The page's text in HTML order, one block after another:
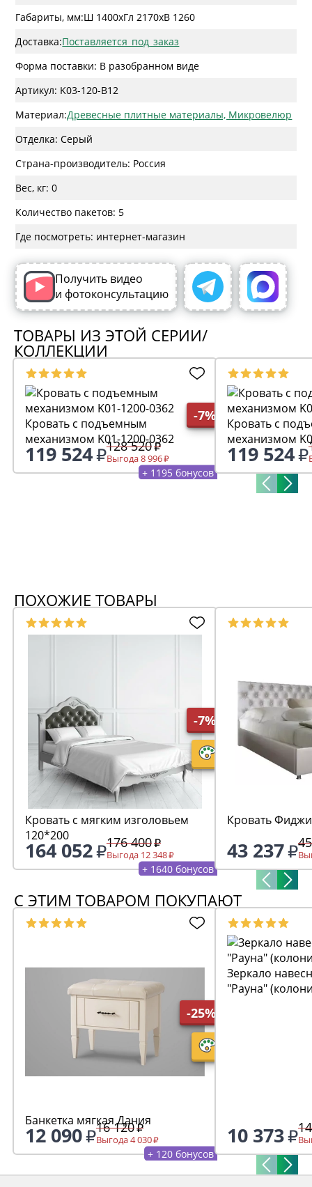
Габариты, мм:Ш 1400xГл 2170xВ 1260
Доставка:Поставляется_под_заказ
Форма поставки: В разобранном виде
Артикул: K03-120-B12
Материал:Древесные плитные материалы, Микровелюр
Отделка: Серый
Страна-производитель: Россия
Вес, кг: 0
Количество пакетов: 5
Где посмотреть: интернет-магазин
Получить видео
и фотоконсультацию
ТОВАРЫ ИЗ ЭТОЙ СЕРИИ/
КОЛЛЕКЦИИ
-7%
Кровать с подъемным
механизмом K01-1200-0362
119 524 128 520
Выгода 8 996
+ 1195 бонусов
Кровать с
механизмом
119 524
ПОХОЖИЕ ТОВАРЫ
-7%
Кровать с мягким изголовьем
120*200
164 052 176 400
Выгода 12 348
+ 1640 бонусов
Кровать
43 237
С ЭТИМ ТОВАРОМ ПОКУПАЮТ
-25%
Банкетка мягкая Дания
12 090 16 120
Выгода 4 030
+ 120 бонусов
Зеркало
"Рауна"
10 373